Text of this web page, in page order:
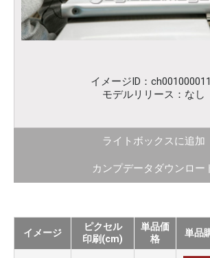
イメージID：
モデルリリース：なし
ライトボックスに追加
カンプデータダウンロー
イメージ
ピクセル
印刷(cm)
単品価
格
単品